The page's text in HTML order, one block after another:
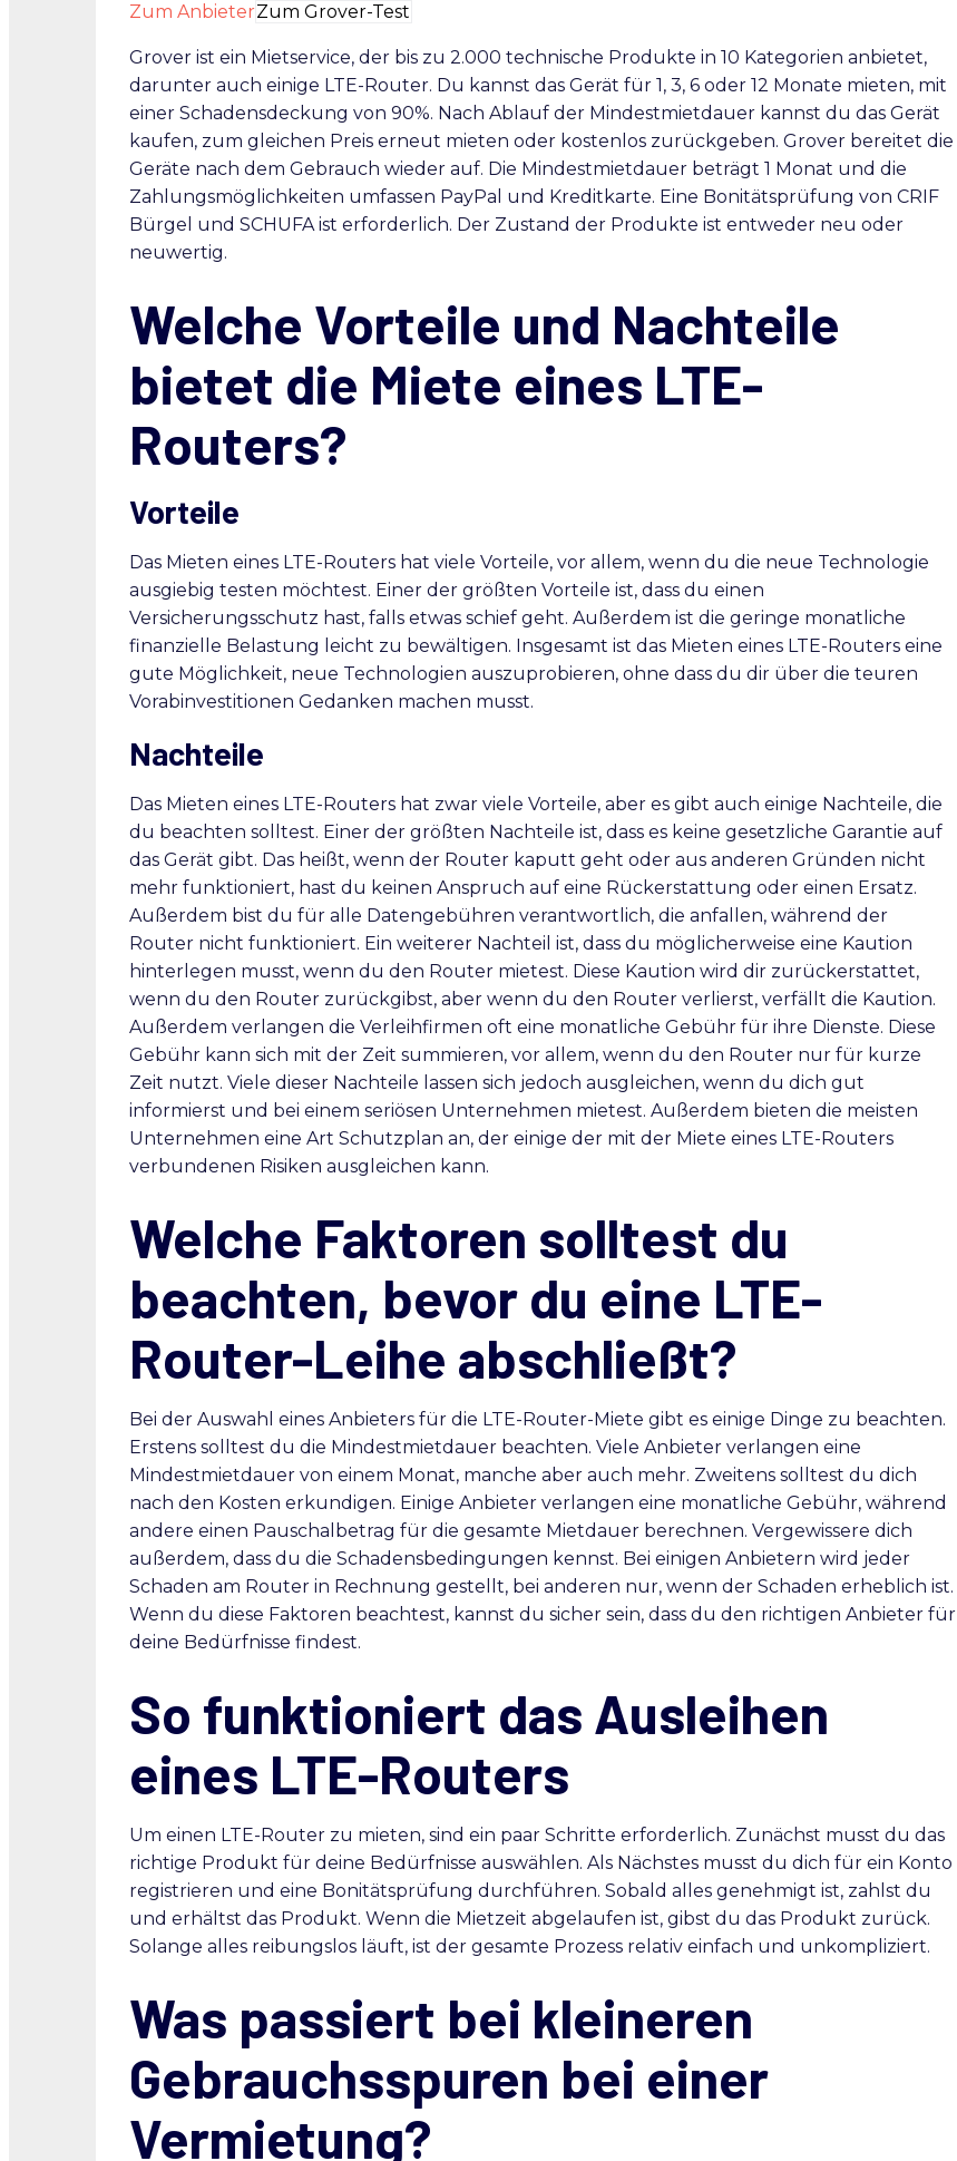
Zum AnbieterZum Grover-Test
Grover ist ein Mietservice, der bis zu 2.000 technische Produkte in 10 Kategorien anbietet,
darunter auch einige LTE-Router. Du kannst das Gerät für 1, 3, 6 oder 12 Monate mieten, mit
einer Schadensdeckung von 90%. Nach Ablauf der Mindestmietdauer kannst du das Gerät
kaufen, zum gleichen Preis erneut mieten oder kostenlos zurückgeben. Grover bereitet die
Geräte nach dem Gebrauch wieder auf. Die Mindestmietdauer beträgt 1 Monat und die
Zahlungsmöglichkeiten umfassen PayPal und Kreditkarte. Eine Bonitätsprüfung von CRIF
Bürgel und SCHUFA ist erforderlich. Der Zustand der Produkte ist entweder neu oder
neuwertig.
Welche Vorteile und Nachteile
bietet die Miete eines LTE-
Routers?
Vorteile
Das Mieten eines LTE-Routers hat viele Vorteile, vor allem, wenn du die neue Technologie
ausgiebig testen möchtest. Einer der größten Vorteile ist, dass du einen
Versicherungsschutz hast, falls etwas schief geht. Außerdem ist die geringe monatliche
finanzielle Belastung leicht zu bewältigen. Insgesamt ist das Mieten eines LTE-Routers eine
gute Möglichkeit, neue Technologien auszuprobieren, ohne dass du dir über die teuren
Vorabinvestitionen Gedanken machen musst.
Nachteile
Das Mieten eines LTE-Routers hat zwar viele Vorteile, aber es gibt auch einige Nachteile, die
du beachten solltest. Einer der größten Nachteile ist, dass es keine gesetzliche Garantie auf
das Gerät gibt. Das heißt, wenn der Router kaputt geht oder aus anderen Gründen nicht
mehr funktioniert, hast du keinen Anspruch auf eine Rückerstattung oder einen Ersatz.
Außerdem bist du für alle Datengebühren verantwortlich, die anfallen, während der
Router nicht funktioniert. Ein weiterer Nachteil ist, dass du möglicherweise eine Kaution
hinterlegen musst, wenn du den Router mietest. Diese Kaution wird dir zurückerstattet,
wenn du den Router zurückgibst, aber wenn du den Router verlierst, verfällt die Kaution.
Außerdem verlangen die Verleihfirmen oft eine monatliche Gebühr für ihre Dienste. Diese
Gebühr kann sich mit der Zeit summieren, vor allem, wenn du den Router nur für kurze
Zeit nutzt. Viele dieser Nachteile lassen sich jedoch ausgleichen, wenn du dich gut
informierst und bei einem seriösen Unternehmen mietest. Außerdem bieten die meisten
Unternehmen eine Art Schutzplan an, der einige der mit der Miete eines LTE-Routers
verbundenen Risiken ausgleichen kann.
Welche Faktoren solltest du
beachten, bevor du eine LTE-
Router-Leihe abschließt?
Bei der Auswahl eines Anbieters für die LTE-Router-Miete gibt es einige Dinge zu beachten.
Erstens solltest du die Mindestmietdauer beachten. Viele Anbieter verlangen eine
Mindestmietdauer von einem Monat, manche aber auch mehr. Zweitens solltest du dich
nach den Kosten erkundigen. Einige Anbieter verlangen eine monatliche Gebühr, während
andere einen Pauschalbetrag für die gesamte Mietdauer berechnen. Vergewissere dich
außerdem, dass du die Schadensbedingungen kennst. Bei einigen Anbietern wird jeder
Schaden am Router in Rechnung gestellt, bei anderen nur, wenn der Schaden erheblich ist.
Wenn du diese Faktoren beachtest, kannst du sicher sein, dass du den richtigen Anbieter für
deine Bedürfnisse findest.
So funktioniert das Ausleihen
eines LTE-Routers
Um einen LTE-Router zu mieten, sind ein paar Schritte erforderlich. Zunächst musst du das
richtige Produkt für deine Bedürfnisse auswählen. Als Nächstes musst du dich für ein Konto
registrieren und eine Bonitätsprüfung durchführen. Sobald alles genehmigt ist, zahlst du
und erhältst das Produkt. Wenn die Mietzeit abgelaufen ist, gibst du das Produkt zurück.
Solange alles reibungslos läuft, ist der gesamte Prozess relativ einfach und unkompliziert.
Was passiert bei kleineren
Gebrauchsspuren bei einer
Vermietung?